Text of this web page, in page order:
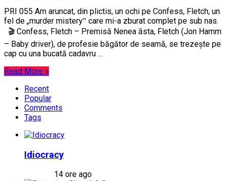
PRI 055 Am aruncat, din plictis, un ochi pe Confess, Fletch, un
fel de „murder mistery‟ care mi-a zburat complet pe sub nas.
🎬 Confess, Fletch – Premisă Nenea ăsta, Fletch (Jon Hamm
– Baby driver), de profesie băgător de seamă, se trezește pe
cap cu una bucată cadavru …
Read More »
Recent
Popular
Comments
Tags
Idiocracy
14 ore ago